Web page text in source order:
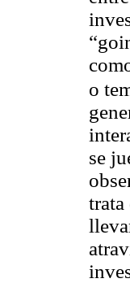
“
o
se
trata